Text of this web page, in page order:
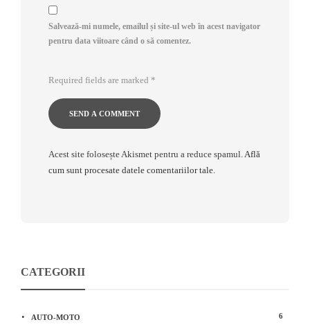
Salvează-mi numele, emailul și site-ul web în acest navigator
pentru data viitoare când o să comentez.
Required fields are marked *
Acest site folosește Akismet pentru a reduce spamul.Află
cum sunt procesate datele comentariilor tale.
CATEGORII
AUTO-MOTO 6